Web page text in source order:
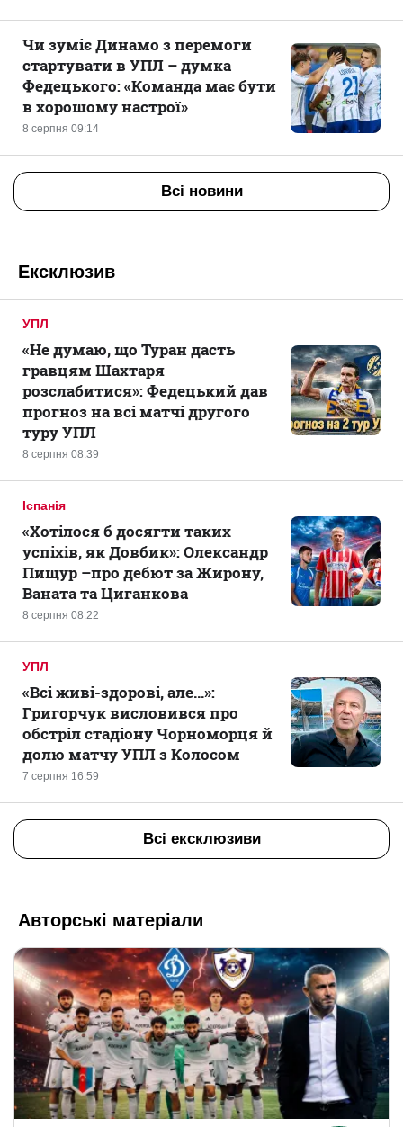
8 серпня 09:14
Чи зуміє Динамо з перемоги
стартувати в УПЛ – думка
Федецького: «Команда має бути
в хорошому настрої»
Всі новини
Ексклюзив
УПЛ
8 серпня 08:39
«Не думаю, що Туран дасть
гравцям Шахтаря
розслабитися»: Федецький дав
прогноз на всі матчі другого
туру УПЛ
Іспанія
8 серпня 08:22
«Хотілося б досягти таких
успіхів, як Довбик»: Олександр
Пищур –про дебют за Жирону,
Ваната та Циганкова
УПЛ
7 серпня 16:59
«Всі живі-здорові, але...»:
Григорчук висловився про
обстріл стадіону Чорноморця й
долю матчу УПЛ з Колосом
Всі ексклюзиви
Авторські матеріали